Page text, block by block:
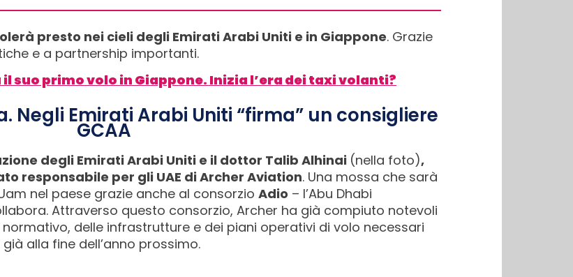
presto nei cieli degli Emirati Arabi Uniti e in Giappone. Grazie
e a partnership importanti.
suo primo volo in Giappone. Inizia l’era dei taxi volanti?
Negli Emirati Arabi Uniti “firma” un consigliere
GCAA
degli Emirati Arabi Uniti e il dottor Talib Alhinai (nella foto),
responsabile per gli UAE di Archer Aviation. Una mossa che sarà
nel paese grazie anche al consorzio Adio – l’Abu Dhabi
Attraverso questo consorzio, Archer ha già compiuto notevoli
delle infrastrutture e dei piani operativi di volo necessari
alla fine dell’anno prossimo.